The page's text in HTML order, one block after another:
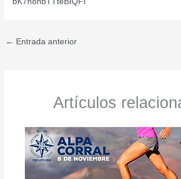
← Entrada anterior
Artículos